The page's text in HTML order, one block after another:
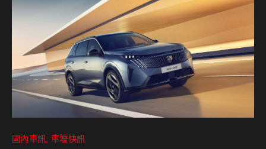
由外觀造型及內裝細節進行配備升級，提供更貼近且豐富的產
品選擇，持續帶給顧客和車迷優質的四環駕馭享受。…
國內車訊 車壇快訊